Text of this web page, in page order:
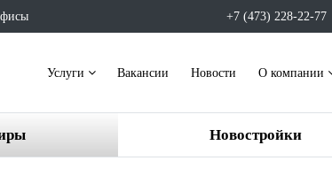
+7 (473) 228-22-77
Услуги Вакансии Новости О компании
Новостройки